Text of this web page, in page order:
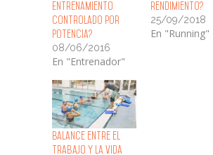
Entrenamiento
Controlado por
Potencia?
08/06/2016
En "Entrenador"
rendimiento?
25/09/2018
En "Running"
Balance entre el
trabajo y la vida